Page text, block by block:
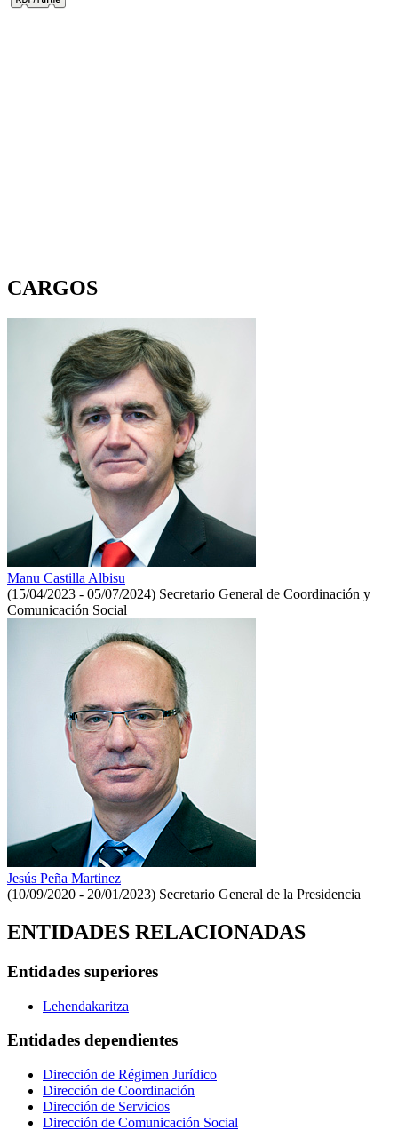
CARGOS
Manu Castilla Albisu
(15/04/2023 - 05/07/2024) Secretario General de Coordinación y
Comunicación Social
Jesús Peña Martinez
(10/09/2020 - 20/01/2023) Secretario General de la Presidencia
ENTIDADES RELACIONADAS
Entidades superiores
Lehendakaritza
Entidades dependientes
Dirección de Régimen Jurídico
Dirección de Coordinación
Dirección de Servicios
Dirección de Comunicación Social